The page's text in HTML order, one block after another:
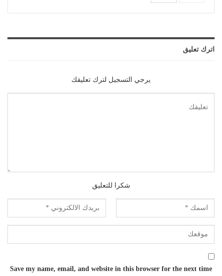
اترك تعليق
يرجي التسجيل لترك تعليقك
شكرا للتعليق
Save my name, email, and website in this browser for the next time